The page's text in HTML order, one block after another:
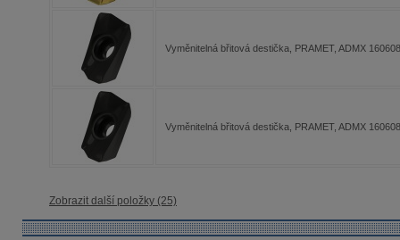
Vyměnitelná břitová destička, PRAMET, ADMX
Vyměnitelná břitová destička, PRAMET, ADMX
Zobrazit další položky (25)